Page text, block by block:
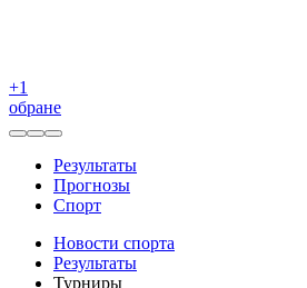
+1
обране
Результаты
Прогнозы
Спорт
Новости спорта
Результаты
Турниры